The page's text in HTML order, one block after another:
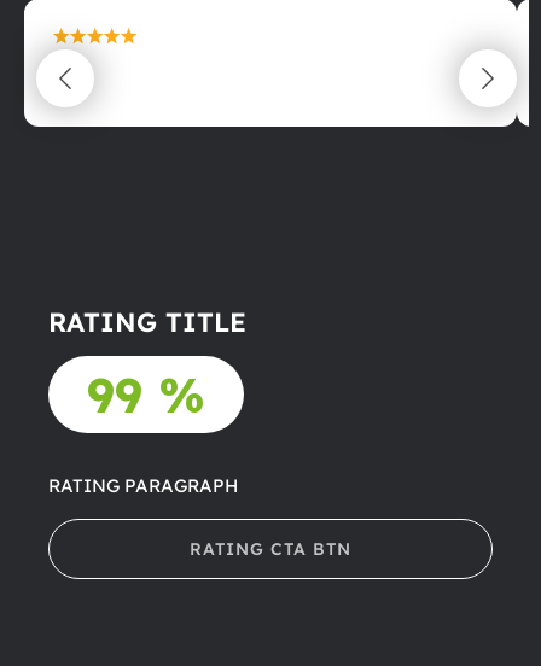
maximální spokojenost
22.06.2025
RATING TITLE
99 %
RATING PARAGRAPH
RATING CTA BTN